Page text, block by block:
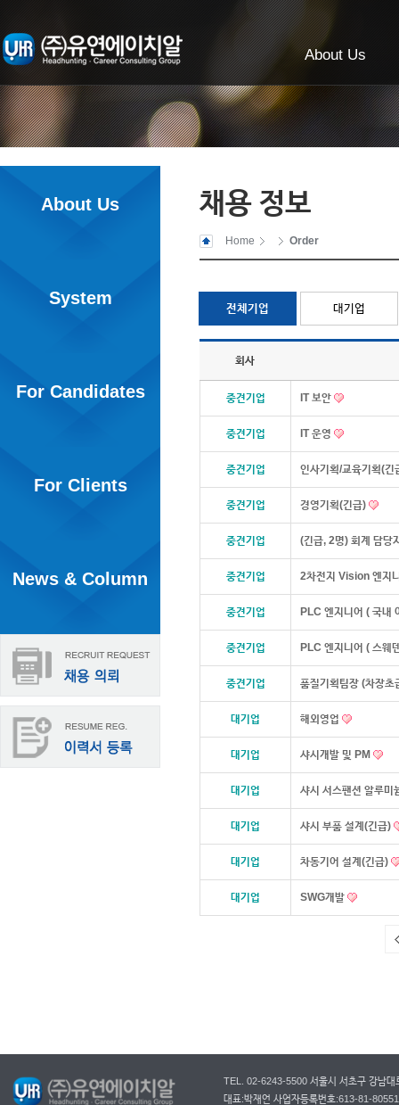
About Us
About Us
System
For Candidates
For Clients
News & Column
채용 정보
Home Order
전체기업 대기업
회사
중견기업 IT 보안
중견기업 IT 운영
중견기업 인사기획/교육기획(
중견기업 경영기획(긴급)
중견기업 (긴급, 2명) 회계 담당
중견기업 2차전지 Vision 엔지
중견기업 PLC 엔지니어 ( 국내
중견기업 PLC 엔지니어 ( 스웨
중견기업 품질기획팀장 (차장
대기업 해외영업
대기업 샤시개발 및 PM
대기업 샤시 서스팬션 알루
대기업 샤시 부품 설계(긴급)
대기업 차동기어 설계(긴급)
대기업 SWG개발
TEL. 02-6243-5500 서울시 서초구 강남대
대표:박재언 사업자등록번호:613-81-